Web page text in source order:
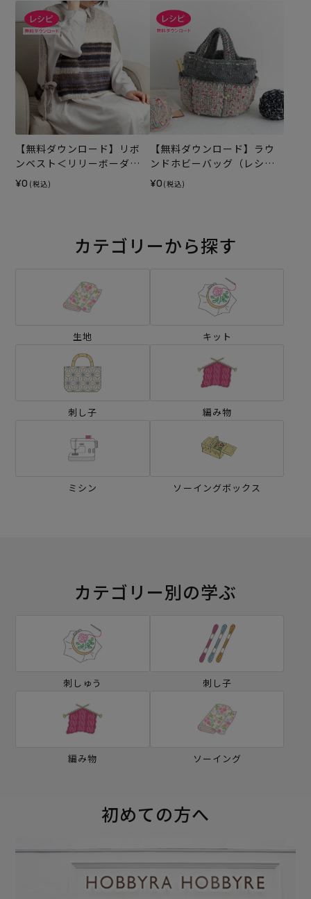
【無料ダウンロード】リボ
ンベスト＜リリーボーダー
グラン＞（レシピ）
¥0 (税込)
【無料ダウンロード】ラウ
ンドホビーバッグ（レシ
ピ）
¥0 (税込)
カテゴリーから探す
生地 キット
刺し子 編み物
ミシン ソーイングボックス
カテゴリー別の学ぶ
刺しゅう 刺し子
編み物 ソーイング
初めての方へ